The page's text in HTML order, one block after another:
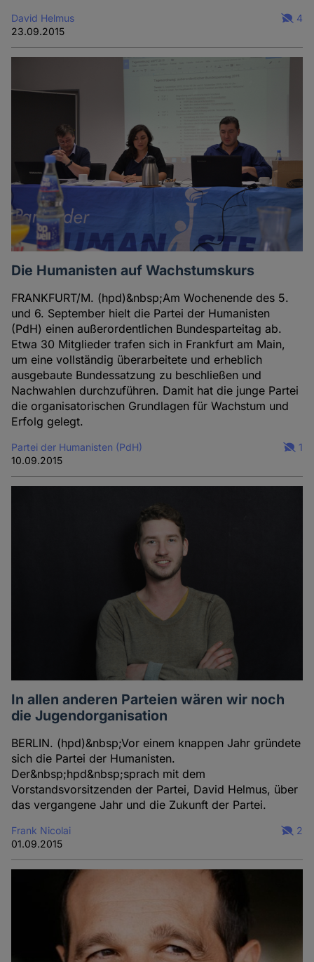
David Helmus
23.09.2015
4
Die Humanisten auf Wachstumskurs
FRANKFURT/M. (hpd)&nbsp;Am Wochenende des 5.
und 6. September hielt die Partei der Humanisten
(PdH) einen außerordentlichen Bundesparteitag ab.
Etwa 30 Mitglieder trafen sich in Frankfurt am Main,
um eine vollständig überarbeitete und erheblich
ausgebaute Bundessatzung zu beschließen und
Nachwahlen durchzuführen. Damit hat die junge Partei
die organisatorischen Grundlagen für Wachstum und
Erfolg gelegt.
Partei der Humanisten (PdH)
10.09.2015
1
In allen anderen Parteien wären wir noch
die Jugendorganisation
BERLIN. (hpd)&nbsp;Vor einem knappen Jahr gründete
sich die Partei der Humanisten.
Der&nbsp;hpd&nbsp;sprach mit dem
Vorstandsvorsitzenden der Partei, David Helmus, über
das vergangene Jahr und die Zukunft der Partei.
Frank Nicolai
01.09.2015
2